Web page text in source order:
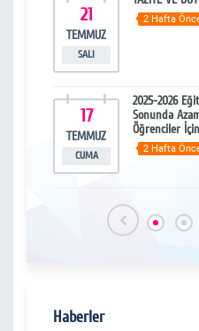
21
TEMMUZ
SALI
2 Hafta
17
TEMMUZ
CUMA
2025-2026
Sonunda
Öğrenciler
2 Hafta
Haberler